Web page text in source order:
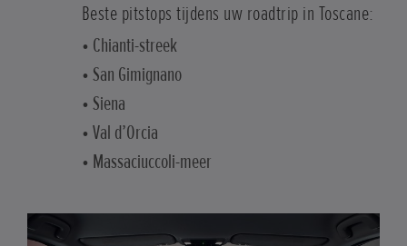
Beste pitstops tijdens uw roadtrip in Toscane:
• Chianti-streek
• San Gimignano
• Siena
• Val d’Orcia
• Massaciuccoli-meer